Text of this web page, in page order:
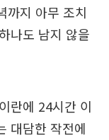
까지 아무 조치
나도 남지 않을
란에 24시간 이
대담한 작전에